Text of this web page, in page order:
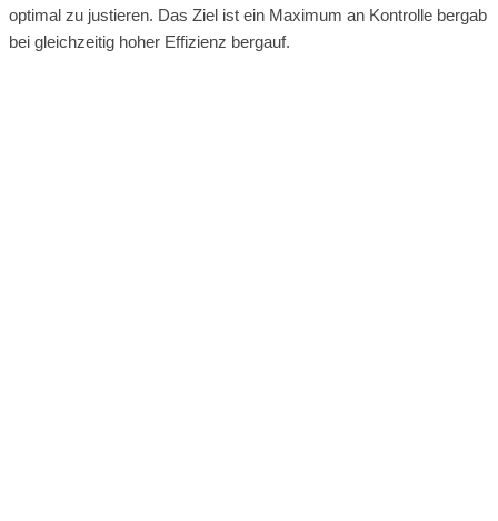
optimal zu justieren. Das Ziel ist ein Maximum an Kontrolle bergab
bei gleichzeitig hoher Effizienz bergauf.